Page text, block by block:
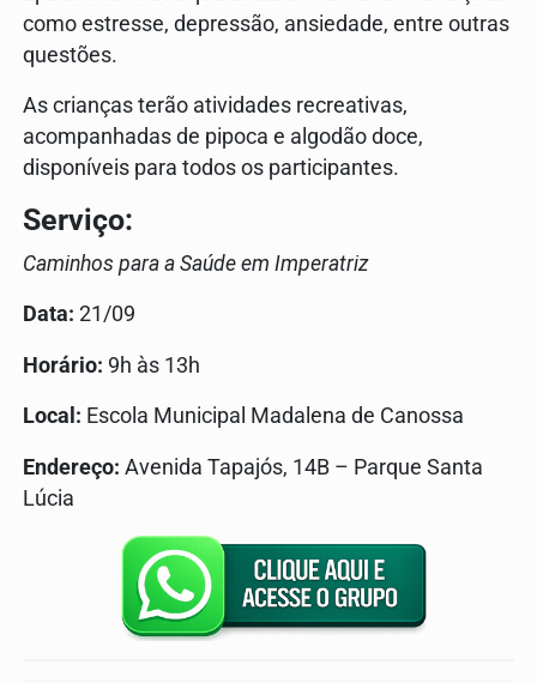
como estresse, depressão, ansiedade, entre outras
questões.
As crianças terão atividades recreativas,
acompanhadas de pipoca e algodão doce,
disponíveis para todos os participantes.
Serviço:
Caminhos para a Saúde em Imperatriz
Data: 21/09
Horário: 9h às 13h
Local: Escola Municipal Madalena de Canossa
Endereço: Avenida Tapajós, 14B – Parque Santa
Lúcia